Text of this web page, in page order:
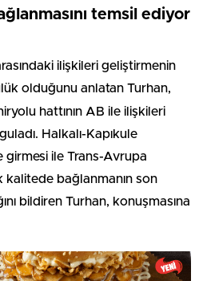
temsil ediyor
ilişkileri geliştirmenin
olduğunu anlatan Turhan,
hattının AB ile ilişkileri
Halkalı-Kapıkule
girmesi ile Trans-Avrupa
kalitede bağlanmanın son
bildiren Turhan, konuşmasına